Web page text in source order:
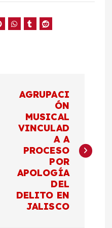
AGRUPACI
ÓN
MUSICAL
VINCULAD
A A
PROCESO
POR
APOLOGÍA
DEL
DELITO EN
JALISCO